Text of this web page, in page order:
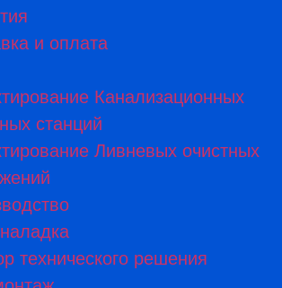
и оплата
Канализационных
станций
Ливневых очистных
технического решения